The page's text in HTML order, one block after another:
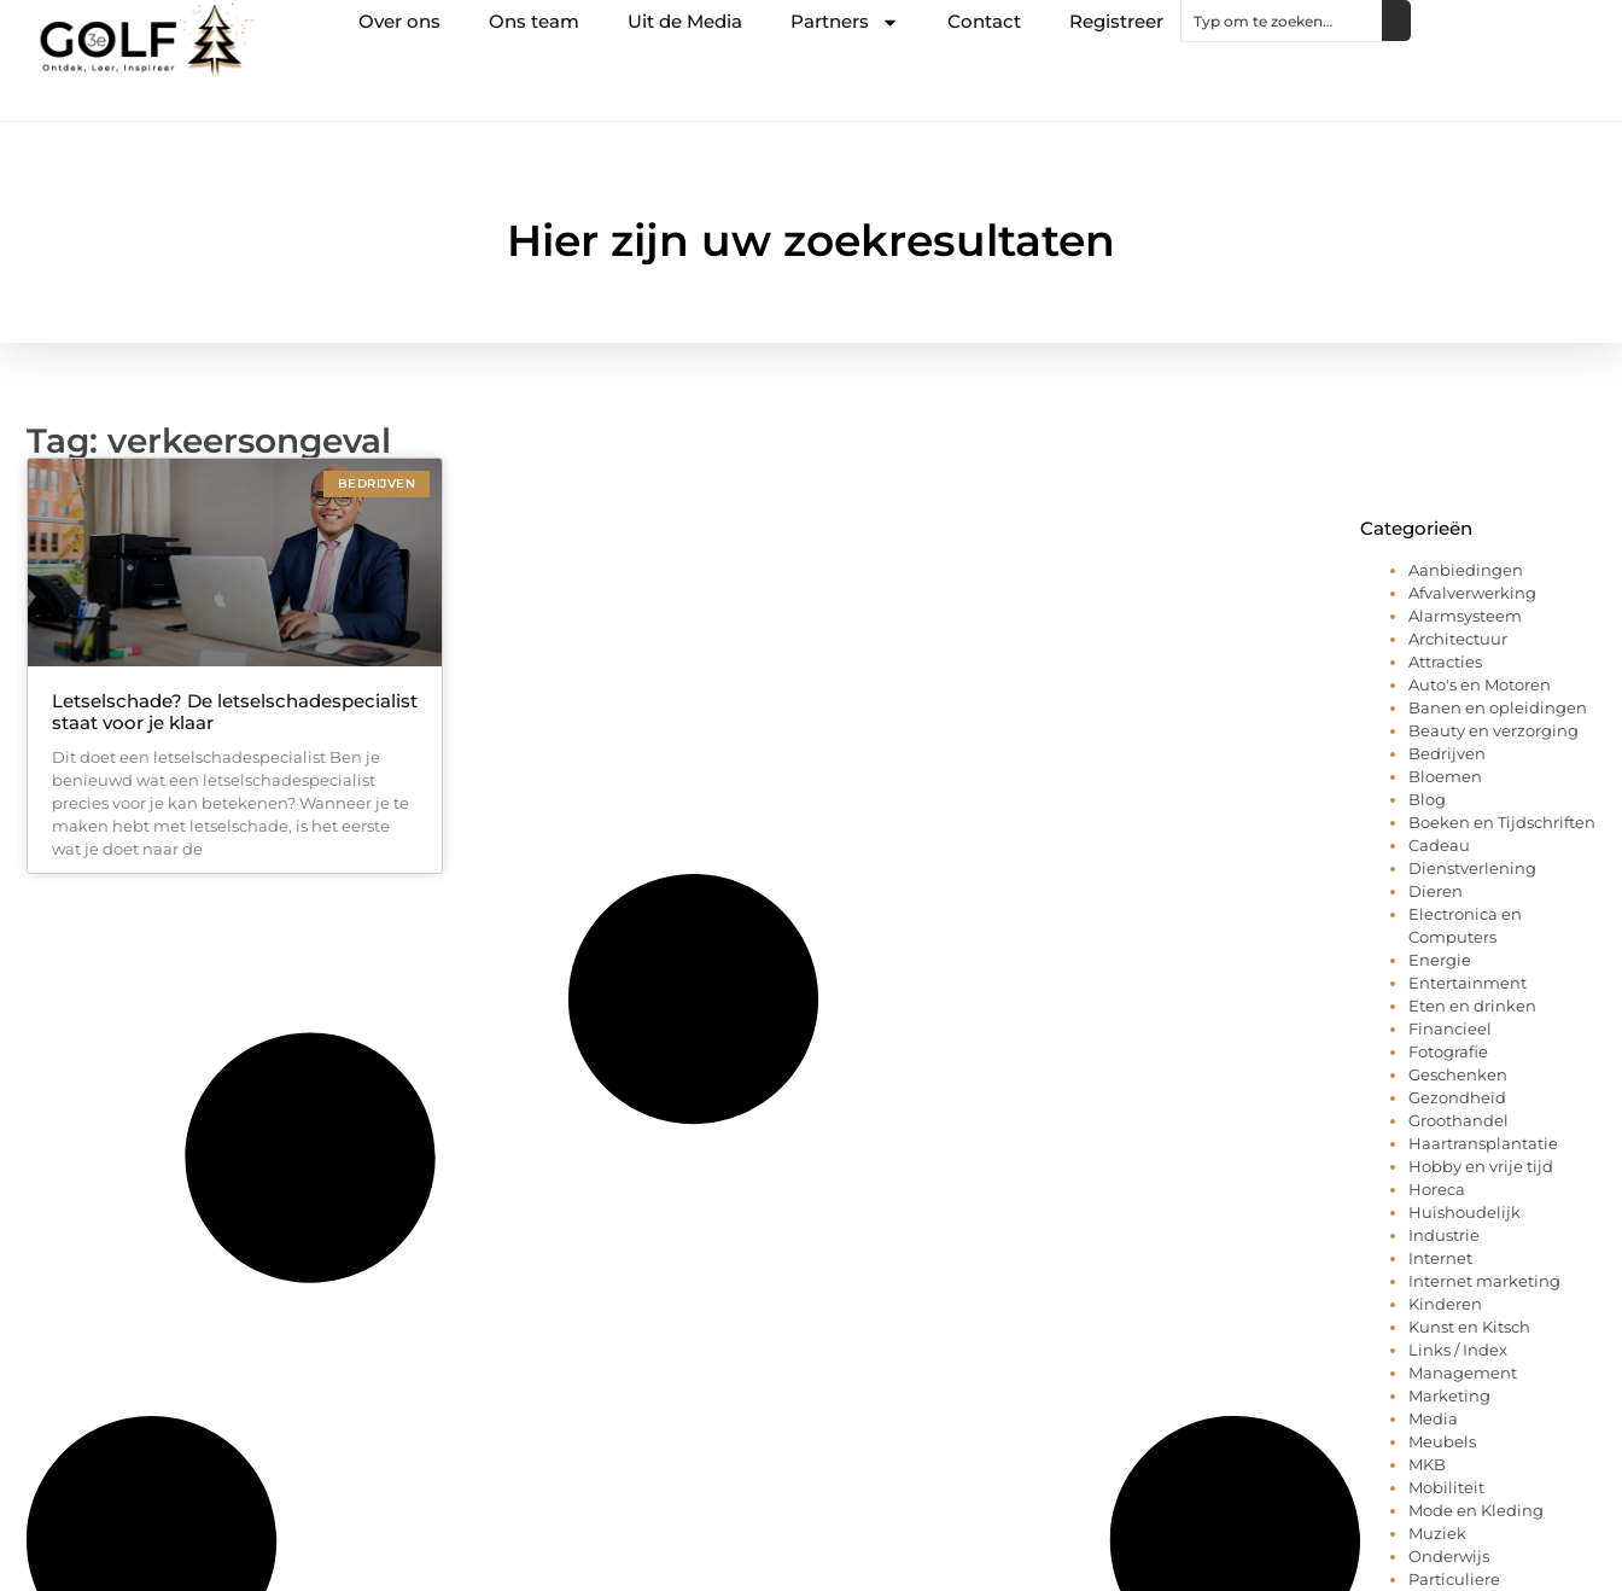
Over ons Ons team Uit de Media Partners Contact Registreer
Hier zijn uw zoekresultaten
Tag: verkeersongeval
BEDRIJVEN
Letselschade? De letselschadespecialist
staat voor je klaar
Dit doet een letselschadespecialist Ben je
benieuwd wat een letselschadespecialist
precies voor je kan betekenen? Wanneer je te
maken hebt met letselschade, is het eerste
wat je doet naar de
Categorieën
Aanbiedingen
Afvalverwerking
Alarmsysteem
Architectuur
Attracties
Auto's en Motoren
Banen en opleidingen
Beauty en verzorging
Bedrijven
Bloemen
Blog
Boeken en Tijdschriften
Cadeau
Dienstverlening
Dieren
Electronica en
Computers
Energie
Entertainment
Eten en drinken
Financieel
Fotografie
Geschenken
Gezondheid
Groothandel
Haartransplantatie
Hobby en vrije tijd
Horeca
Huishoudelijk
Industrie
Internet
Internet marketing
Kinderen
Kunst en Kitsch
Links / Index
Management
Marketing
Media
Meubels
MKB
Mobiliteit
Mode en Kleding
Muziek
Onderwijs
Particuliere